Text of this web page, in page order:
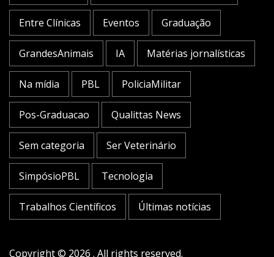
Entre Clínicas Eventos Graduação
GrandesAnimais IA Matérias jornalísticas
Na mídia PBL PoliciaMilitar
Pos-Graduacao Qualittas News
Sem categoria Ser Veterinário
SimpósioPBL Tecnologia
Trabalhos Científicos Últimas notícias
Copyright © 2026 . All rights reserved.